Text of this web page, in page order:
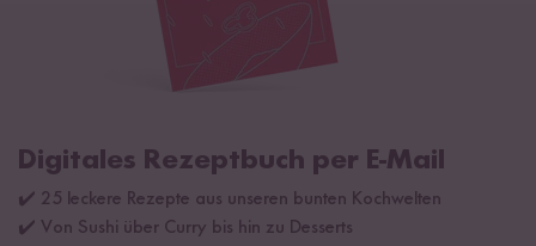
Digitales Rezeptbuch per E-Mail
✔️ 25 leckere Rezepte aus unseren bunten Kochwelten
✔️ Von Sushi über Curry bis hin zu Desserts